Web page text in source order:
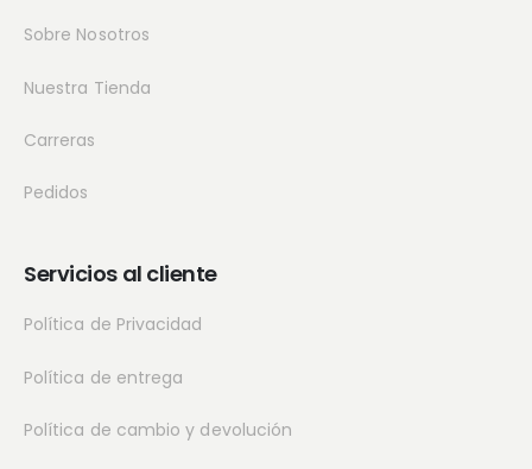
Sobre Nosotros
Nuestra Tienda
Carreras
Pedidos
Servicios al cliente
Política de Privacidad
Política de entrega
Política de cambio y devolución